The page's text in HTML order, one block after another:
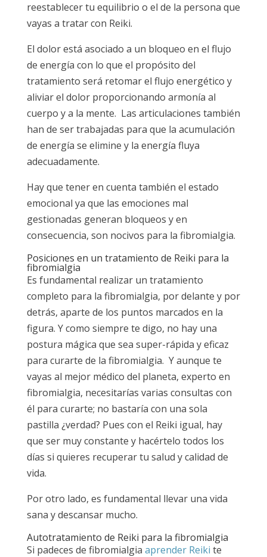
reestablecer tu equilibrio o el de la persona que
vayas a tratar con Reiki.
El dolor está asociado a un bloqueo en el flujo
de energía con lo que el propósito del
tratamiento será retomar el flujo energético y
aliviar el dolor proporcionando armonía al
cuerpo y a la mente. Las articulaciones también
han de ser trabajadas para que la acumulación
de energía se elimine y la energía fluya
adecuadamente.
Hay que tener en cuenta también el estado
emocional ya que las emociones mal
gestionadas generan bloqueos y en
consecuencia, son nocivos para la fibromialgia.
Posiciones en un tratamiento de Reiki para la
fibromialgia
Es fundamental realizar un tratamiento
completo para la fibromialgia, por delante y por
detrás, aparte de los puntos marcados en la
figura. Y como siempre te digo, no hay una
postura mágica que sea super-rápida y eficaz
para curarte de la fibromialgia. Y aunque te
vayas al mejor médico del planeta, experto en
fibromialgia, necesitarías varias consultas con
él para curarte; no bastaría con una sola
pastilla ¿verdad? Pues con el Reiki igual, hay
que ser muy constante y hacértelo todos los
días si quieres recuperar tu salud y calidad de
vida.
Por otro lado, es fundamental llevar una vida
sana y descansar mucho.
Autotratamiento de Reiki para la fibromialgia
Si padeces de fibromialgia aprender Reiki te